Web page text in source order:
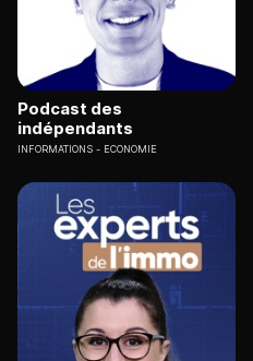
Podcast des
indépendants
INFORMATIONS ECONOMIE